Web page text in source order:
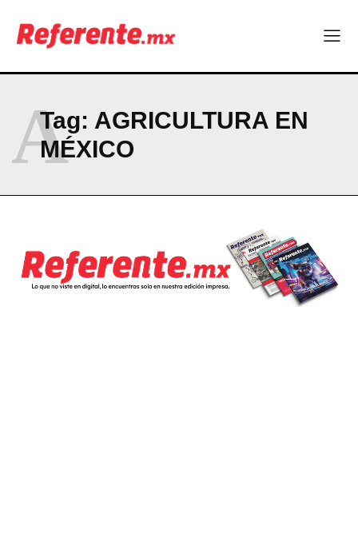
Tag: AGRICULTURA EN
MÉXICO
A